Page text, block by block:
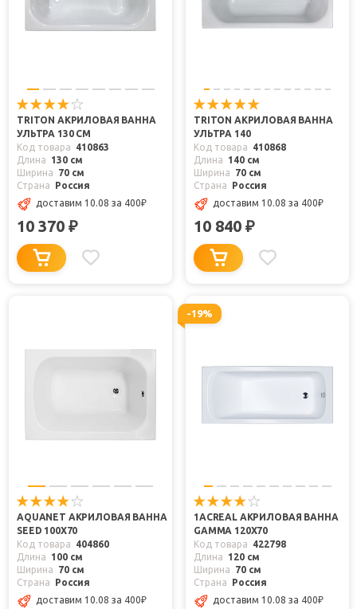
TRITON АКРИЛОВАЯ ВАННА
УЛЬТРА 130 СМ
Код товара
410863
Длина
130 см
Ширина
70 см
Страна
Россия
доставим 10.08 за 400₽
10 370 ₽
TRITON АКРИЛОВАЯ ВАННА
УЛЬТРА 140
Код товара
410868
Длина
140 см
Ширина
70 см
Страна
Россия
доставим 10.08 за 400₽
10 840 ₽
AQUANET АКРИЛОВАЯ ВАННА
SEED 100X70
Код товара
404860
Длина
100 см
Ширина
70 см
Страна
Россия
доставим 10.08 за 400₽
-19%
1ACREAL АКРИЛОВАЯ ВАННА
GAMMA 120X70
Код товара
422798
Длина
120 см
Ширина
70 см
Страна
Россия
доставим 10.08 за 400₽